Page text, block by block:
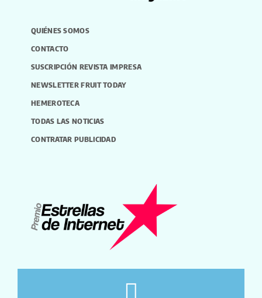
QUIÉNES SOMOS
CONTACTO
SUSCRIPCIÓN REVISTA IMPRESA
NEWSLETTER FRUIT TODAY
HEMEROTECA
TODAS LAS NOTICIAS
CONTRATAR PUBLICIDAD